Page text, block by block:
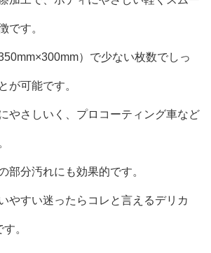
です。
）で少ない枚数でしっ
が可能です。
やさしいく、プロコーティング車など
部分汚れにも効果的です。
やすい迷ったらコレと言えるデリカ
。